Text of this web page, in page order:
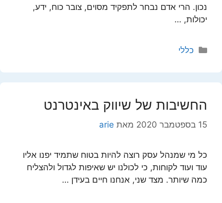
נכון. הרי אדם נבחר לתפקיד מסוים, צובר כוח, ידע,
יכולות, …
קטגוריות
כללי
החשיבות של שיווק באינטרנט
15 בספטמבר 2020 מאת arie
כל מי שמנהל עסק רוצה להיות בטוח שתמיד יפנו אליו
עוד ועוד לקוחות, כי לכולנו יש שאיפות לגדול ולהצליח
כמה שיותר. מצד שני, אנחנו חיים בעידן …